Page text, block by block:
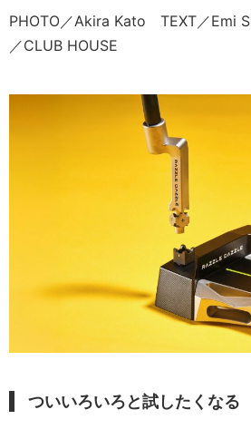
PHOTO／Akira Kato TEXT／Emi
／CLUB HOUSE
ついいろいろと試したくなる